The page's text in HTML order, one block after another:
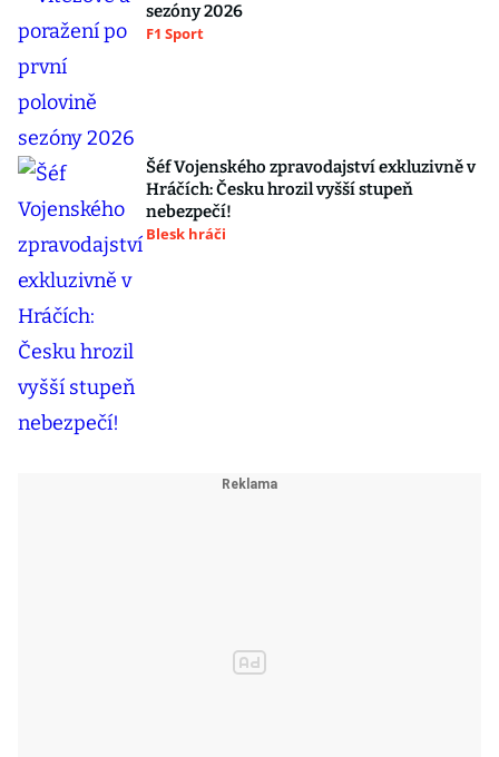
sezóny 2026
F1 Sport
Šéf Vojenského zpravodajství exkluzivně v
Hráčích: Česku hrozil vyšší stupeň
nebezpečí!
Blesk hráči